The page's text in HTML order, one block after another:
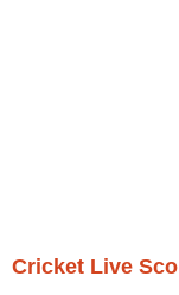
Cricket Live